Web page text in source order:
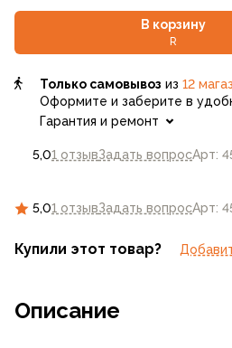
5,01 отзывЗадать вопросАрт:
В корзину
R
5,01 отзывЗадать вопросАрт:
Только самовывоз из 12
Оформите и заберите в
Гарантия и ремонт
Купили этот товар?
Описание